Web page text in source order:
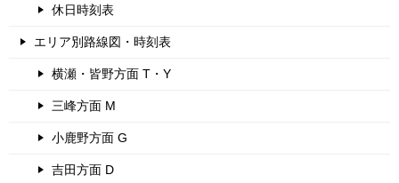
休日時刻表
エリア別路線図・時刻表
横瀬・皆野方面 T・Y
三峰方面 M
小鹿野方面 G
吉田方面 D